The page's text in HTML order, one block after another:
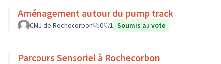
Aménagement autour du pump track
CMJ de Rochecorbon 0 1 Soumis au vote
Parcours Sensoriel à Rochecorbon